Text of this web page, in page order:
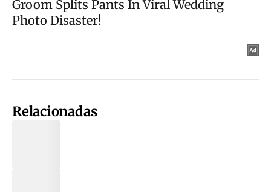
Relacionadas